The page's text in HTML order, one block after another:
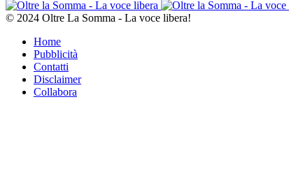
© 2024 Oltre La Somma - La voce libera!
Home
Pubblicità
Contatti
Disclaimer
Collabora